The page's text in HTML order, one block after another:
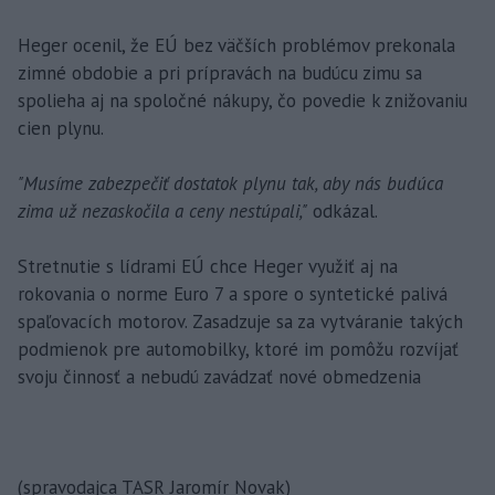
Heger ocenil, že EÚ bez väčších problémov prekonala
zimné obdobie a pri prípravách na budúcu zimu sa
spolieha aj na spoločné nákupy, čo povedie k znižovaniu
cien plynu.
"Musíme zabezpečiť dostatok plynu tak, aby nás budúca
zima už nezaskočila a ceny nestúpali," odkázal.
Stretnutie s lídrami EÚ chce Heger využiť aj na
rokovania o norme Euro 7 a spore o syntetické palivá
spaľovacích motorov. Zasadzuje sa za vytváranie takých
podmienok pre automobilky, ktoré im pomôžu rozvíjať
svoju činnosť a nebudú zavádzať nové obmedzenia
(spravodajca TASR Jaromír Novak)